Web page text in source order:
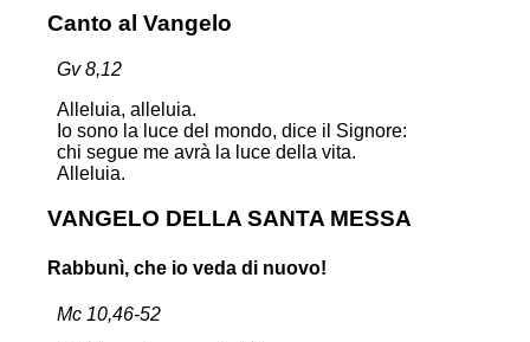
Canto al Vangelo
Gv 8,12
Alleluia, alleluia.
Io sono la luce del mondo, dice il Signore:
chi segue me avrà la luce della vita.
Alleluia.
VANGELO DELLA SANTA MESSA
Rabbunì, che io veda di nuovo!
Mc 10,46-52